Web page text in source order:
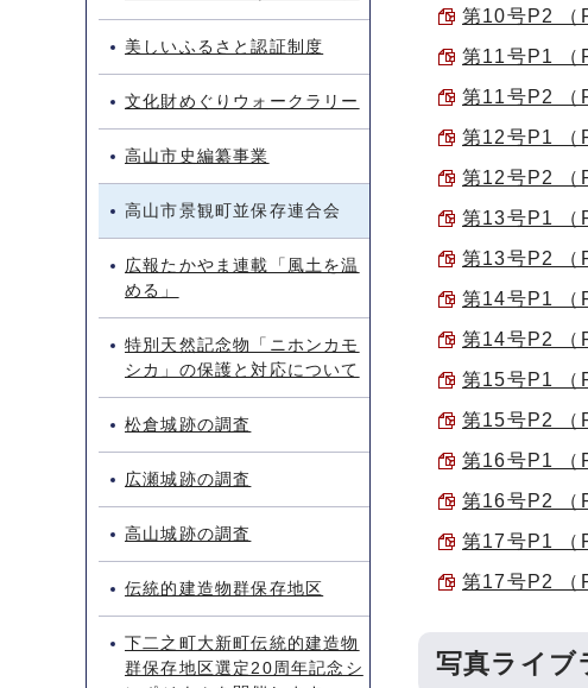
第10号P2 （
第11号P1 （
第11号P2 （
第12号P1 （
第12号P2 （
第13号P1 （
第13号P2 （
第14号P1 （
第14号P2 （
第15号P1 （
第15号P2 （
第16号P1 （
第16号P2 （
第17号P1 （
第17号P2 （
写真ライブ
美しいふるさと認証制度
文化財めぐりウォークラリー
高山市史編纂事業
高山市景観町並保存連合会
広報たかやま連載「風土を温
める」
特別天然記念物「ニホンカモ
シカ」の保護と対応について
松倉城跡の調査
広瀬城跡の調査
高山城跡の調査
伝統的建造物群保存地区
下二之町大新町伝統的建造物
群保存地区選定20周年記念シ